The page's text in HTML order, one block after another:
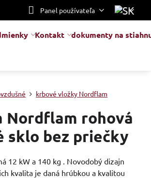
Panel používateľa
Kontakt dokumenty na
krbové vložky Nordflam
Nordflam rohová
sklo bez priečky
12 kW a 140 kg . Novodobý dizajn
kvalita je daná hrúbkou a kvalitou